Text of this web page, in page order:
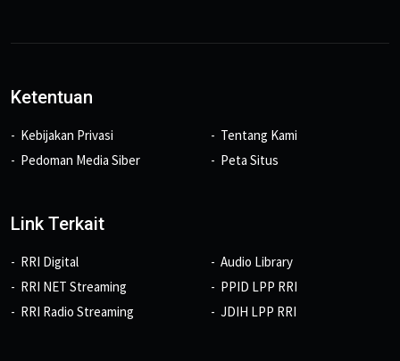
Ketentuan
Kebijakan Privasi
Pedoman Media Siber
Tentang Kami
Peta Situs
Link Terkait
RRI Digital
RRI NET Streaming
RRI Radio Streaming
Audio Library
PPID LPP RRI
JDIH LPP RRI